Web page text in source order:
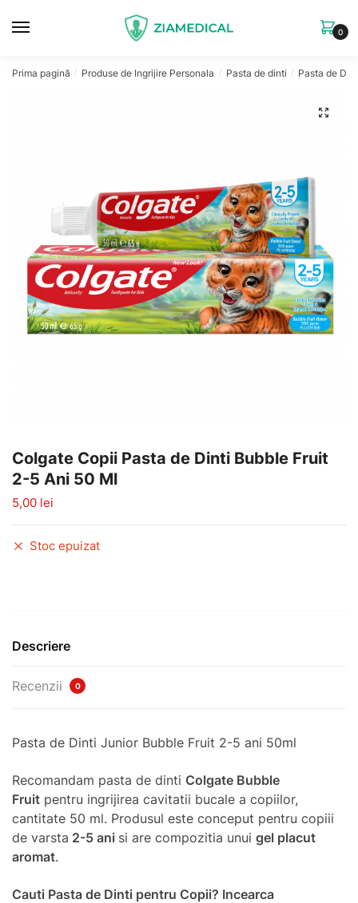
0
Prima pagină / Produse de Ingrijire Personala / Pasta de dinti / Pasta de
🔍
Colgate Copii Pasta de Dinti Bubble Fruit
2-5 Ani 50 Ml
5,00 lei
Stoc epuizat
Descriere
Recenzii 0
Pasta de Dinti Junior Bubble Fruit 2-5 ani 50ml
Recomandam pasta de dinti Colgate Bubble
Fruit pentru ingrijirea cavitatii bucale a copiilor,
cantitate 50 ml. Produsul este conceput pentru copiii
de varsta 2-5 ani si are compozitia unui gel placut
aromat.
Cauti Pasta de Dinti pentru Copii? Incearca